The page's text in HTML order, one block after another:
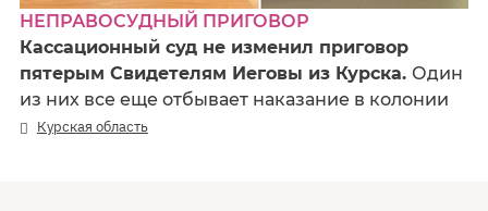
НЕПРАВОСУДНЫЙ ПРИГОВОР
Кассационный суд не изменил приговор
пятерым Свидетелям Иеговы из Курска. Один
из них все еще отбывает наказание в колонии
Курская область